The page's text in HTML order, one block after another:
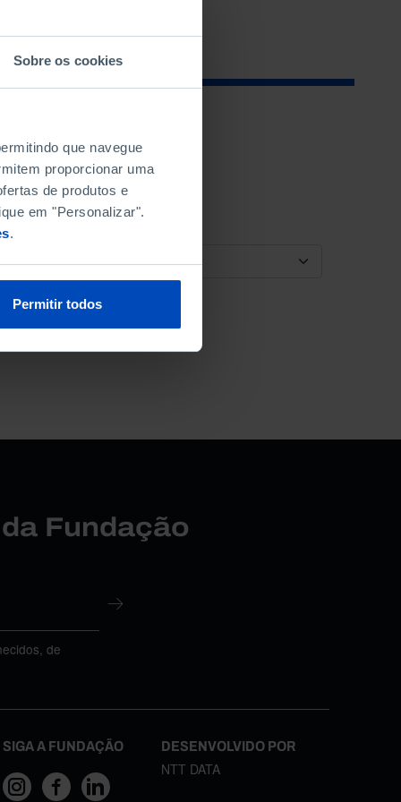
Sobre os cookies
que navegue
proporcionar uma
de produtos e
em "Personalizar".
.
Permitir todos
ORDENAR POR
Fundação
de
SIGA A FUNDAÇÃO DESENVOLVIDO POR
NTT DATA